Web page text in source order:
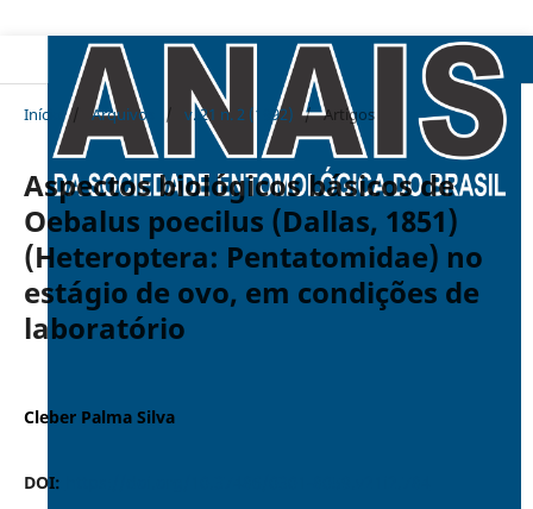
Início / Arquivos / v. 21 n. 2 (1992) / Artigos
Aspectos biológicos básicos de
Oebalus poecilus (Dallas, 1851)
(Heteroptera: Pentatomidae) no
estágio de ovo, em condições de
laboratório
Cleber Palma Silva
DOI: